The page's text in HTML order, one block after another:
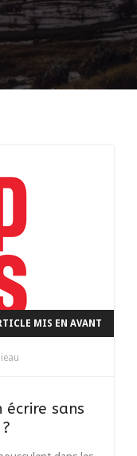
MIS EN AVANT
sans